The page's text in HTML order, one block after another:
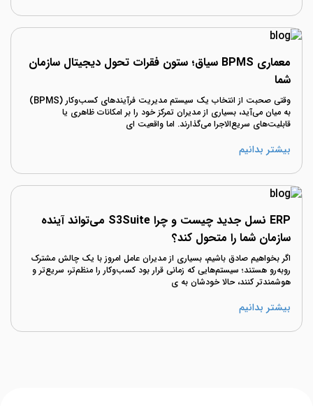
معماری BPMS سیاق؛ ستون فقرات تحول دیجیتال سازمان
شما
وقتی صحبت از انتخاب یک سیستم مدیریت فرآیندهای کسب‌وکار (BPMS)
به میان می‌آید، بسیاری از مدیران تمرکز خود را بر امکانات ظاهری یا
قابلیت‌های سریع‌الاجرا می‌گذارند. اما واقعیت ای
بیشتر بدانیم
ERP نسل جدید چیست و چرا S3Suite می‌تواند آینده
سازمان شما را متحول کند؟
اگر بخواهیم صادق باشیم، بسیاری از مدیران عامل امروز با یک چالش مشترک
روبه‌رو هستند؛ سیستم‌هایی که زمانی قرار بود کسب‌وکار را منظم‌تر، سریع‌تر و
هوشمندتر کنند، حالا خودشان به ی
بیشتر بدانیم